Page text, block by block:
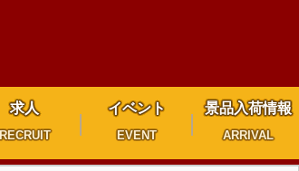
求人
RECRUIT
イベント
EVENT
景品入荷情報
ARRIVAL